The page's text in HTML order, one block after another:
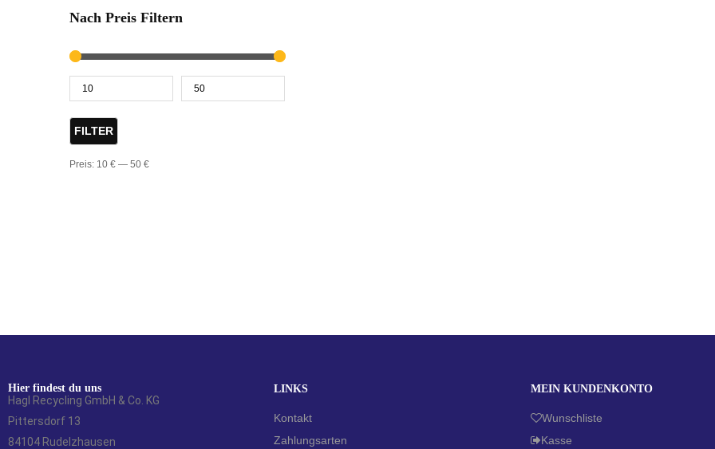
Nach Preis Filtern
FILTER
Preis: 10 € — 50 €
Hier findest du uns
Hagl Recycling GmbH & Co. KG
Pittersdorf 13
84104 Rudelzhausen
LINKS
Kontakt
Zahlungsarten
MEIN KUNDENKONTO
Wunschliste
Kasse